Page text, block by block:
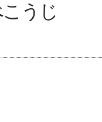
うじ